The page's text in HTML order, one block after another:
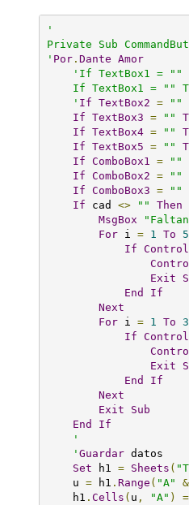
'
Private Sub
' Por .Dante
Amor
'If TextBox1 = ""
If TextBox1 = ""
' If TextBox2 = ""
If
TextBox3 = ""
If
TextBox4 = ""
If
TextBox5 = ""
If
ComboBox1 = ""
If
ComboBox2 = ""
If
ComboBox3 = ""
If cad <> ""
Then
MsgBox
For i = 1 To
5
If
Exit
End
If
Next
For i = 1 To
3
If
Exit
End
If
Next
Exit
Sub
End
If
'
'Guardar datos
Set h1 = Sheets (
u = h1 . Range ( "A" &
h1 .Cells ( u , "A" ) =